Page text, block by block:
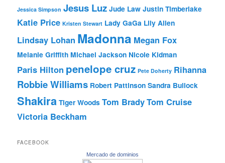
Jessica Simpson Jesus Luz Jude Law Justin Timberlake
Katie Price Kristen Stewart Lady GaGa Lily Allen
Lindsay Lohan Madonna Megan Fox
Melanie Griffith Michael Jackson Nicole Kidman
Paris Hilton penelope cruz Pete Doherty Rihanna
Robbie Williams Robert Pattinson Sandra Bullock
Shakira Tiger Woods Tom BradyTom Cruise
Victoria Beckham
FACEBOOK
Mercado de dominios